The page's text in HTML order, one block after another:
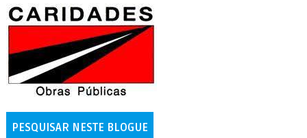
PESQUISAR NESTE BLOGUE